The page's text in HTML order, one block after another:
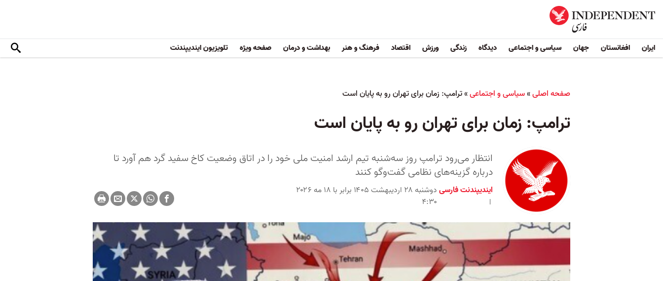
ایران افغانستان جهان سیاسی و اجتماعی دیدگاه زندگی ورزش اقتصاد فرهنگ و هنر بهداشت و درمان صفحه ویژه تلویزیون ایندیپندنت
صفحه اصلی»سیاسی و اجتماعی»ترامپ: زمان برای تهران رو به پایان است
ترامپ: زمان برای تهران رو به پایان است
انتظار می‌رود ترامپ روز سه‌شنبه تیم ارشد امنیت ملی خود را در اتاق وضعیت کاخ سفید گرد هم آورد تا
درباره گزینه‌های نظامی گفت‌وگو کنند
ایندیپندنت فارسی
دوشنبه ۲۸ اردیبهشت ۱۴۰۵ برابر با ۱۸ مه ۲۰۲۶
۴:۳۰